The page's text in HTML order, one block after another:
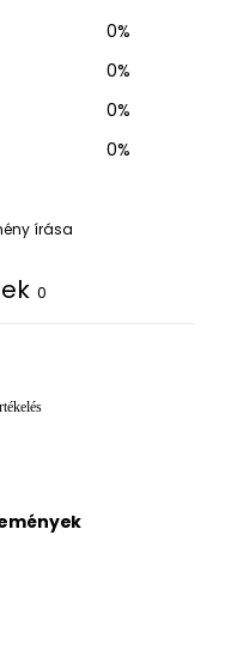
0%
0%
0%
0%
írása
0